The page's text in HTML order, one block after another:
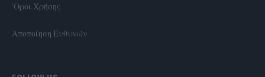
'Οροι Χρήσης
Αποποίηση Ευθυνών